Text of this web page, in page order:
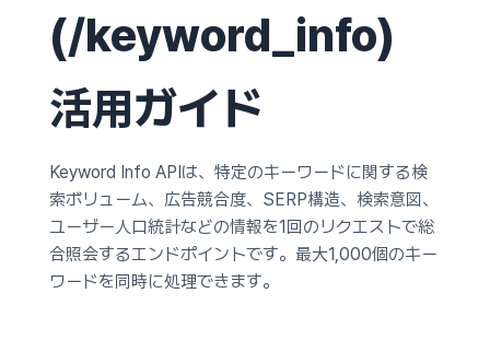
(/keyword_info)
活用ガイド
Keyword Info APIは、特定のキーワードに関する検
索ボリューム、広告競合度、SERP構造、検索意図、
ユーザー人口統計などの情報を1回のリクエストで総
合照会するエンドポイントです。最大1,000個のキー
ワードを同時に処理できます。